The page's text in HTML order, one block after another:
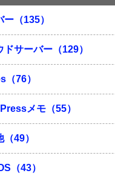
ー（135）
ドサーバー（129）
（76）
メモ（55）
49）
（43）